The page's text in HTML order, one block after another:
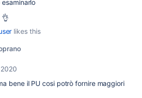
likes this
bene il PU cosi potrò fornire maggiori